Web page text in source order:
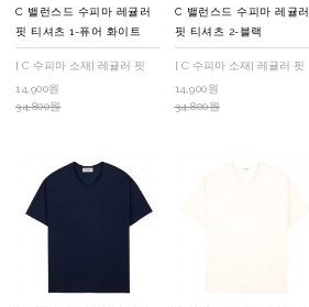
C 밸런스드 수피마 레귤러
핏 티셔츠 1-퓨어 화이트
[ C 수피마 소재] 레귤러 핏
14,900원
34,800원
C 밸런스드 수피마 레귤러
핏 티셔츠 2-블랙
[ C 수피마 소재] 레귤러 핏
14,900원
34,800원